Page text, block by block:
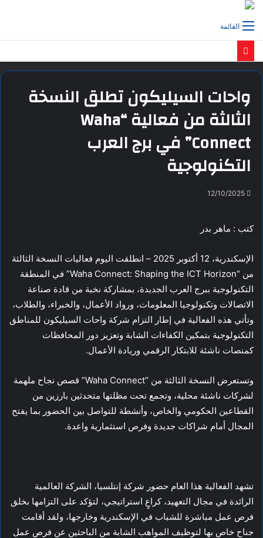
القائمة
واحات السيليكون تطلق النسخة
الثالثة من فعالية “Waha
Connect” في برج العرب
التكنولوجية
12/10/2025
كتب : ماهر بدر
الإسكندرية، 12 أكتوبر 2025 – انطلقت اليوم فعاليات النسخة الثالثة
من “Waha Connect: Shaping the ICT Horizon” في المنطقة
التكنولوجية ببرج العرب الجديدة، بمشاركة نخبة من قادة صناعة
الاتصالات وتكنولوجيا المعلومات، ورواد الأعمال، والخبراء، والطلاب،
وتأتي هذه الفعالية في إطار التزام شركة واحات السيليكون للمناطق
التكنولوجية بتمكين الكفاءات الشابة وتعزيز دور المحافظات
كمنصات ناشئة للابتكار الرقمي وريادة الأعمال.
وتستعرض النسخة الثالثة من “Waha Connect” قصص نجاح ملهمة
لشركات ناشئة محلية، وتجمع تحت مظلتها متحدثين بارزين من
القطاعين الحكومي والخاص، وأنشطة للتواصل بين الحضور بما يفتح
المجال أمام شراكات جديدة وفرص استثمارية واعدة.
تشهد الفعالية هذا العام حضور شركة إنتلسيا، الشركة العالمية
الرائدة في مجال التعهيد، كراعٍ استراتيجي، لتؤكد على التزامها بخلق
فرص عمل مباشرة للشباب في الإسكندرية وخارجها، ولقد أقامت
جناح خاص بها لتوظيف المواهب الشابة من الباحثين عن فرص عمل